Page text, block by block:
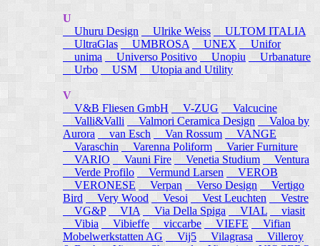
U
Uhuru Design
Ulrike Weiss
ULTOM ITALIA
UltraGlas
UMBROSA UNEX
Unifor
unima
Universo Positivo Unopiu
Urbanature
Urbo
USM Utopia and Utility
V
V&B Fliesen GmbH
V-ZUG
Valcucine
Valli&Valli
Valmori Ceramica Design
Valoa by
Aurora
van Esch Van Rossum
VANGE
Varaschin
Varenna Poliform
Varier Furniture
VARIO
Vauni Fire Venetia Studium
Ventura
Verde Profilo
Vermund Larsen
VEROB
VERONESE
Verpan Verso Design
Vertigo
Bird
Very Wood Vesoi Vest Leuchten
Vestre
VG&P
VIA Via Della Spiga VIAL
viasit
Vibia
Vibieffe viccarbe VIEFE
Vifian
Mobelwerkstatten AG
Vij5 Vilagrasa
Villeroy